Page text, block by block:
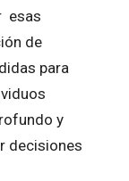
esas
de
para
y
decisiones